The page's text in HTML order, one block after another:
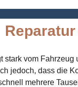
stark vom Fahrzeug
jedoch, dass die
mehrere